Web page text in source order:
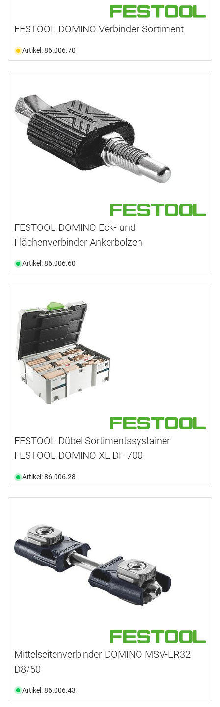
FESTOOL DOMINO Verbinder Sortiment
Artikel: 86.006.70
FESTOOL DOMINO Eck- und
Flächenverbinder Ankerbolzen
Artikel: 86.006.60
FESTOOL Dübel Sortimentssystainer
FESTOOL DOMINO XL DF 700
Artikel: 86.006.28
Mittelseitenverbinder DOMINO MSV-LR32
D8/50
Artikel: 86.006.43